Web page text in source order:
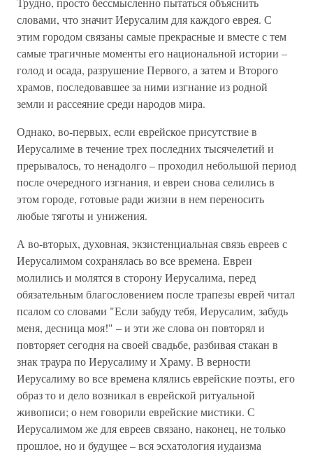
словами, что значит Иерусалим для каждого еврея. С
этим городом связаны самые прекрасные и вместе с тем
самые трагичные моменты его национальной истории –
голод и осада, разрушение Первого, а затем и Второго
храмов, последовавшее за ними изгнание из родной
земли и рассеяние среди народов мира.
Однако, во-первых, если еврейское присутствие в
Иерусалиме в течение трех последних тысячелетий и
прерывалось, то ненадолго – проходил небольшой период
после очередного изгнания, и евреи снова селились в
этом городе, готовые ради жизни в нем переносить
любые тяготы и унижения.
А во-вторых, духовная, экзистенциальная связь евреев с
Иерусалимом сохранялась во все времена. Евреи
молились и молятся в сторону Иерусалима, перед
обязательным благословением после трапезы еврей читал
псалом со словами "Если забуду тебя, Иерусалим, забудь
меня, десница моя!" – и эти же слова он повторял и
повторяет сегодня на своей свадьбе, разбивая стакан в
знак траура по Иерусалиму и Храму. В верности
Иерусалиму во все времена клялись еврейские поэты, его
образ то и дело возникал в еврейской ритуальной
живописи; о нем говорили еврейские мистики. С
Иерусалимом же для евреев связано, наконец, не только
прошлое, но и будущее – вся эсхатология иудаизма